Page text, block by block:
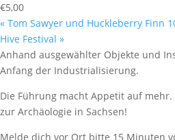
€5,00
« Tom Sawyer und Huckleberry Finn
Hive Festival »
Anhand ausgewählter Objekte und
Anfang der Industrialisierung.
Die Führung macht Appetit auf
zur Archäologie in Sachsen!
Melde dich vor Ort bitte 15 Minuten